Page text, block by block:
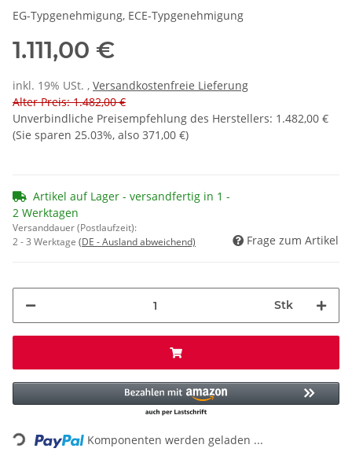
EG-Typgenehmigung, ECE-Typgenehmigung
1.111,00 €
inkl. 19% USt. , Versandkostenfreie Lieferung
Alter Preis: 1.482,00 €
Unverbindliche Preisempfehlung des Herstellers: 1.482,00 €
(Sie sparen 25.03%, also 371,00 €)
Artikel auf Lager - versandfertig in 1 -
2 Werktagen
Versanddauer (Postlaufzeit):
2 - 3 Werktage (DE - Ausland abweichend) Frage zum Artikel
Stk
Loading... Komponenten werden geladen ...